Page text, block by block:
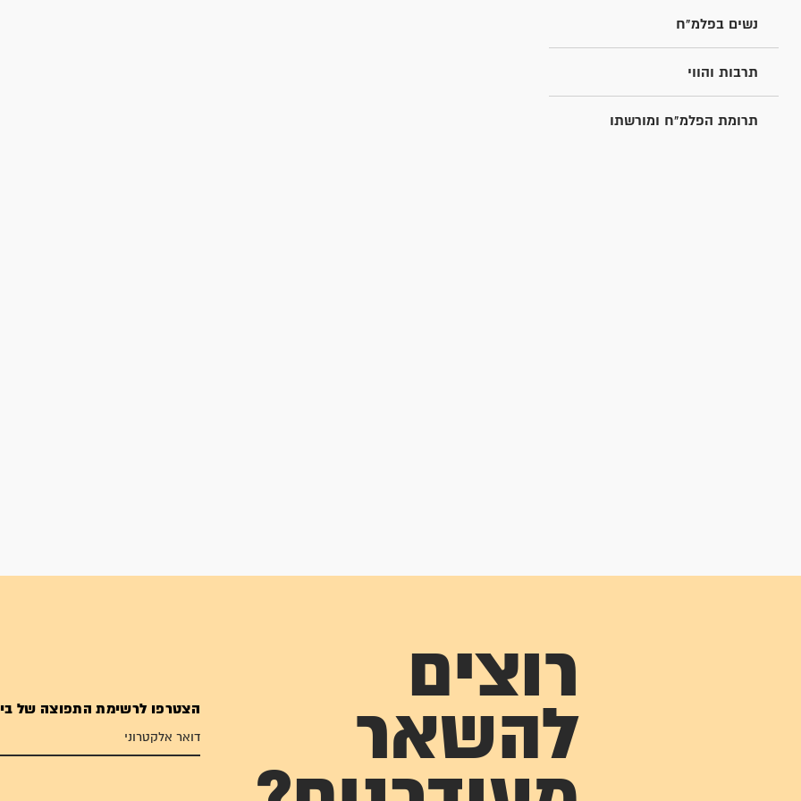
נשים בפלמ"ח
תרבות והווי
תרומת הפלמ"ח ומורשתו
רוצים
להשאר
הצטרפו לרשימת התפוצה של